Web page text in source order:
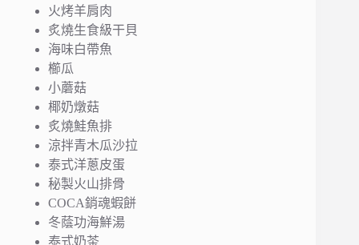
火烤羊肩肉
炙燒生食級干貝
海味白帶魚
櫛瓜
小蘑菇
椰奶燉菇
炙燒鮭魚排
涼拌青木瓜沙拉
泰式洋蔥皮蛋
秘製火山排骨
COCA銷魂蝦餅
冬蔭功海鮮湯
泰式奶茶